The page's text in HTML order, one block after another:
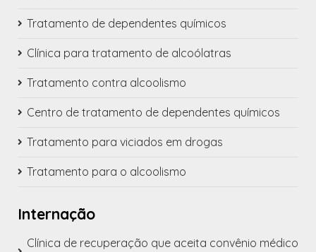
Tratamento de dependentes químicos
Clínica para tratamento de alcoólatras
Tratamento contra alcoolismo
Centro de tratamento de dependentes químicos
Tratamento para viciados em drogas
Tratamento para o alcoolismo
Internação
Clínica de recuperação que aceita convênio médico